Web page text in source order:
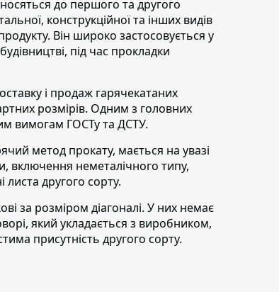
до першого та другого
конструкційної та інших видів
Він широко застосовується у
під час прокладки
і продаж гарячекатаних
розмірів. Одним з головних
вимогам ГОСТу та ДСТУ.
метод прокату, мається на увазі
включення неметалічного типу,
другого сорту.
за розміром діагоналі. У них немає
який укладається з виробником,
присутність другого сорту.